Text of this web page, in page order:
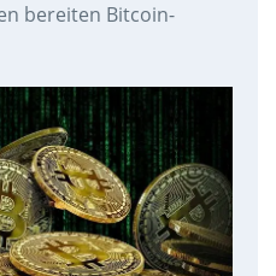
bereiten Bitcoin-